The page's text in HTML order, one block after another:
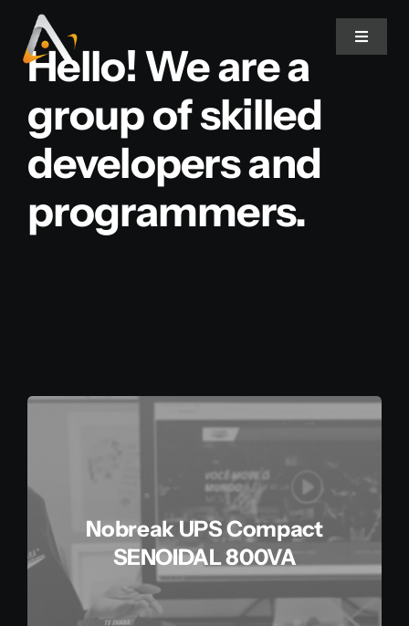
para
Toggle
Produtos
Informativo
Contato
Hello! We are a
group of skilled
developers and
programmers.
Nobreak UPS Compact
SENOIDAL 800VA